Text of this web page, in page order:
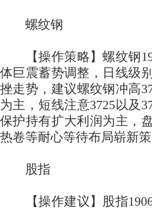
螺纹钢
【操作策略】螺纹钢
体巨震蓄势调整，日线级
挫走势，建议螺纹钢冲高
为主，短线注意3725以及
保护持有扩大利润为主，
热卷等耐心等待布局崭新
股指
【操作建议】股指1906